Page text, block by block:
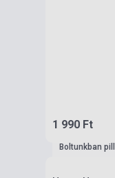
1 990 Ft
Boltunkban